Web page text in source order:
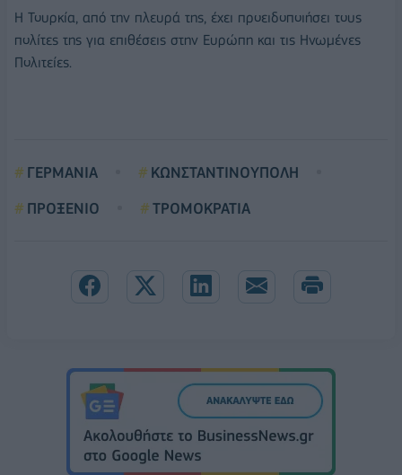
Η Τουρκία, από την πλευρά της, έχει προειδοποιήσει τους
πολίτες της για επιθέσεις στην Ευρώπη και τις Ηνωμένες
Πολιτείες.
ΓΕΡΜΑΝΙΑ
ΚΩΝΣΤΑΝΤΙΝΟΥΠΟΛΗ
ΠΡΟΞΕΝΙΟ
ΤΡΟΜΟΚΡΑΤΙΑ